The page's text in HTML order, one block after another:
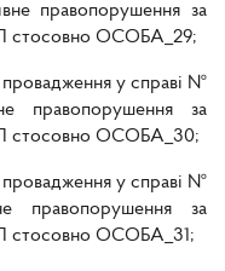
правопорушення за
стосовно ОСОБА_29;
провадження у справі №
правопорушення за
стосовно ОСОБА_30;
провадження у справі №
правопорушення за
стосовно ОСОБА_31;